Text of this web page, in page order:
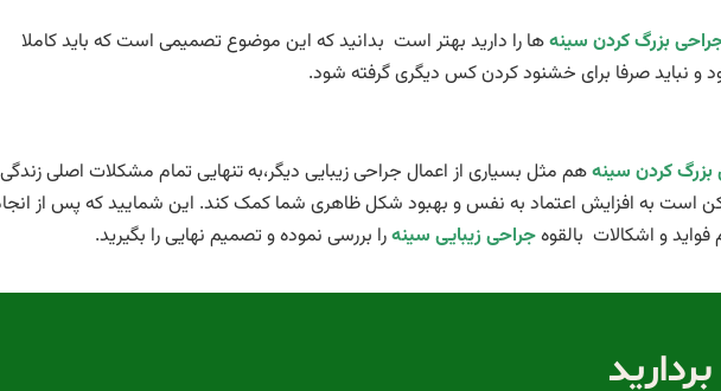
بزرگ كردن سینهها را داريد بهتر است بدانيد كه اين موضوع تصميمی است كه بايد کاملا
و نبايد صرفا برای خشنود کردن کس ديگری گرفته شود.
کردن سینههم مثل بسياری از اعمال جراحی زيبايی ديگر،به تنهايی تمام مشکلات اصلی زندگی
است به افزايش اعتماد به نفس و بهبود شکل ظاهری شما کمک کند. اين شماييد كه پس از
و اشكالات بالقوهجراحی زیبایی سینهرا بررسی نموده و تصميم نهايی را بگيريد.